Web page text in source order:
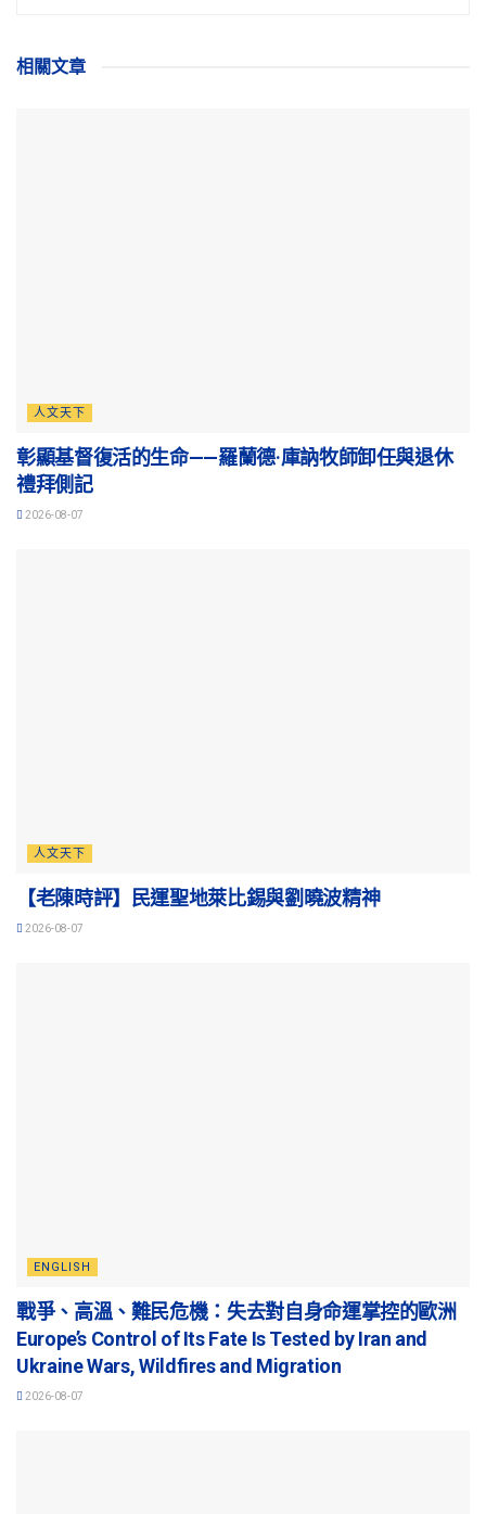
相關文章
人文天下
彰顯基督復活的生命——羅蘭德·庫訥牧師卸任與退休
禮拜側記
2026-08-07
人文天下
【老陳時評】民運聖地萊比錫與劉曉波精神
2026-08-07
ENGLISH
戰爭、高溫、難民危機：失去對自身命運掌控的歐洲
Europe’s Control of Its Fate Is Tested by Iran and
Ukraine Wars, Wildfires and Migration
2026-08-07